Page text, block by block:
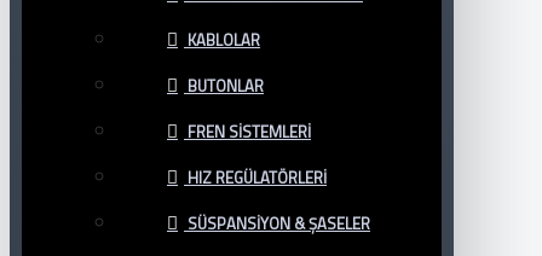
KABLOLAR
BUTONLAR
FREN SISTEMLERI
HIZ REGÜLATÖRLERI
SÜSPANSIYON & ŞASELER